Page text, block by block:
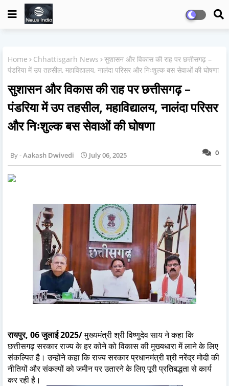
Home Chhattisgarh News
सुशासन और विकास की राह पर छत्तीसगढ़ –
पंडरिया में उप तहसील, महाविद्यालय, नालंदा परिसर और निःशुल्क बस सेवाओं की घोषणा
सुशासन और विकास की राह पर छत्तीसगढ़ –
पंडरिया में उप तहसील, महाविद्यालय, नालंदा परिसर
और निःशुल्क बस सेवाओं की घोषणा
0
Aakash Dwivedi July 06, 2025
रायपुर, 06 जुलाई 2025/मुख्यमंत्री श्री विष्णुदेव साय ने कहा कि
छत्तीसगढ़ सरकार राज्य के हर कोने को विकास की मुख्यधारा में लाने के लिए
संकल्पित है। उन्होंने कहा कि राज्य सरकार प्रधानमंत्री श्री नरेंद्र मोदी की
नीतियों और संकल्पों को जमीन पर उतारने के लिए पूरी प्रतिबद्धता से कार्य
कर रही है।